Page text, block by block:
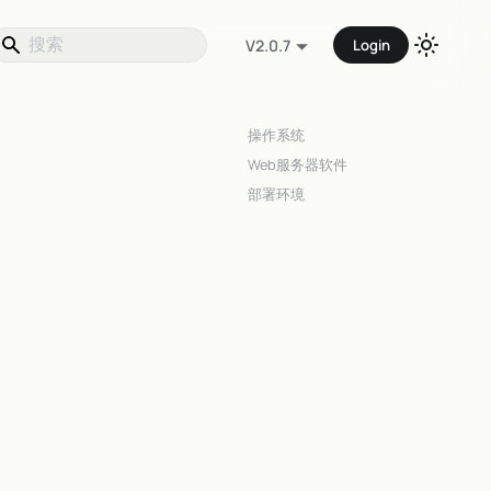
V2.0.7 Login
操作系统
Web服务器软件
部署环境